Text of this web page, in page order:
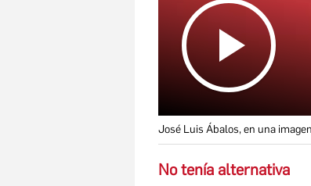
José Luis Ábalos, en una
No tenía alternativa